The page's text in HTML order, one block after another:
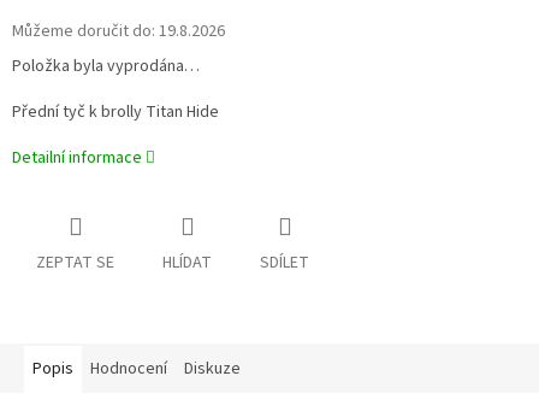
Můžeme doručit do: 19.8.2026
Položka byla vyprodána…
Přední tyč k brolly Titan Hide
Detailní informace
ZEPTAT SE HLÍDAT SDÍLET
Popis Hodnocení Diskuze